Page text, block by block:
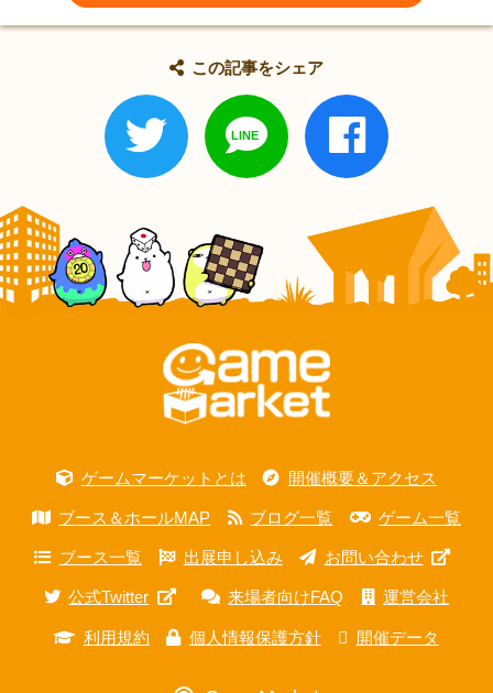
この記事をシェア
ゲームマーケットとは 開催概要＆アクセス
ブース＆ホールMAP ブログ一覧 ゲーム一覧
ブース一覧 出展申し込み お問い合わせ
公式Twitter 来場者向けFAQ 運営会社
利用規約 個人情報保護方針 開催データ